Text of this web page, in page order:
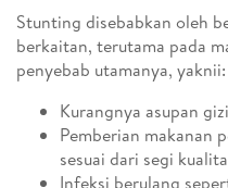
Stunting disebabkan oleh
berkaitan, terutama pada
penyebab utamanya, yaknii:
Kurangnya asupan
Pemberian makanan
sesuai dari segi
Infeksi berulang